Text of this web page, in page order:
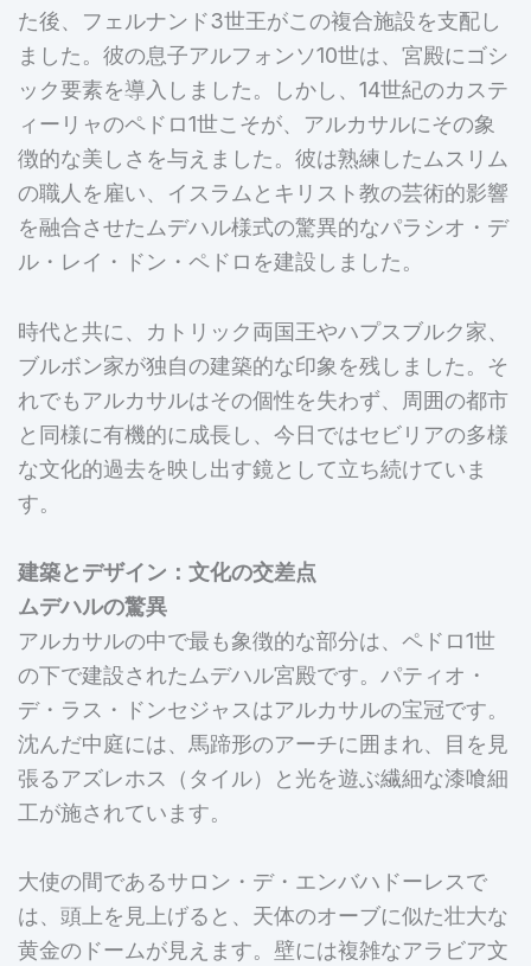
た後、フェルナンド3世王がこの複合施設を支配し
ました。彼の息子アルフォンソ10世は、宮殿にゴシ
ック要素を導入しました。しかし、14世紀のカステ
ィーリャのペドロ1世こそが、アルカサルにその象
徴的な美しさを与えました。彼は熟練したムスリム
の職人を雇い、イスラムとキリスト教の芸術的影響
を融合させたムデハル様式の驚異的なパラシオ・デ
ル・レイ・ドン・ペドロを建設しました。
時代と共に、カトリック両国王やハプスブルク家、
ブルボン家が独自の建築的な印象を残しました。そ
れでもアルカサルはその個性を失わず、周囲の都市
と同様に有機的に成長し、今日ではセビリアの多様
な文化的過去を映し出す鏡として立ち続けていま
す。
建築とデザイン：文化の交差点
ムデハルの驚異
アルカサルの中で最も象徴的な部分は、ペドロ1世
の下で建設されたムデハル宮殿です。パティオ・
デ・ラス・ドンセジャスはアルカサルの宝冠です。
沈んだ中庭には、馬蹄形のアーチに囲まれ、目を見
張るアズレホス（タイル）と光を遊ぶ繊細な漆喰細
工が施されています。
大使の間であるサロン・デ・エンバハドーレスで
は、頭上を見上げると、天体のオーブに似た壮大な
黄金のドームが見えます。壁には複雑なアラビア文